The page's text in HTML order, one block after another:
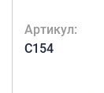
Артикул:
C154